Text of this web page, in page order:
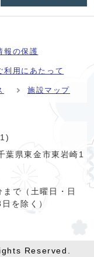
報の保護
利用にあたって
施設マップ
県東金市東岩崎1
で（土曜日・日
を除く）
Reserved.